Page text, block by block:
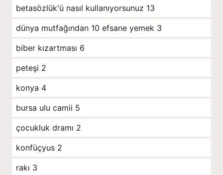
betasözlük'ü nasıl kullanıyorsunuz 13
dünya mutfağından 10 efsane yemek 3
biber kızartması 6
peteşi 2
konya 4
bursa ulu camii 5
çocukluk dramı 2
konfüçyus 2
rakı 3